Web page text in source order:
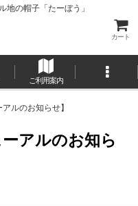
地の帽子「たーぼう」
カート
ご利用案内
ルのお知らせ】
アルのお知ら